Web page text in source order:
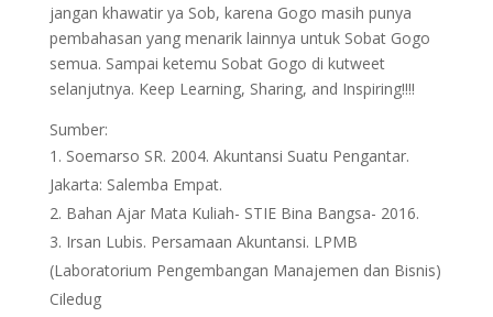
jangan khawatir ya Sob, karena Gogo masih punya
pembahasan yang menarik lainnya untuk Sobat Gogo
semua. Sampai ketemu Sobat Gogo di kutweet
selanjutnya. Keep Learning, Sharing, and Inspiring!!!!
Sumber:
Soemarso SR. 2004. Akuntansi Suatu Pengantar.
Jakarta: Salemba Empat.
Bahan Ajar Mata Kuliah- STIE Bina Bangsa- 2016.
Irsan Lubis. Persamaan Akuntansi. LPMB
(Laboratorium Pengembangan Manajemen dan Bisnis)
Ciledug